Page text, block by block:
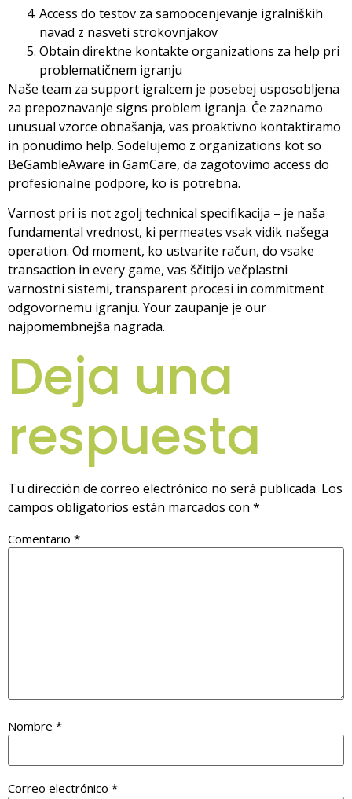
Access do testov za samoocenjevanje igralniških
navad z nasveti strokovnjakov
Obtain direktne kontakte organizations za help pri
problematičnem igranju
Naše team za support igralcem je posebej usposobljena
za prepoznavanje signs problem igranja. Če zaznamo
unusual vzorce obnašanja, vas proaktivno kontaktiramo
in ponudimo help. Sodelujemo z organizations kot so
BeGambleAware in GamCare, da zagotovimo access do
profesionalne podpore, ko is potrebna.
Varnost pri is not zgolj technical specifikacija – je naša
fundamental vrednost, ki permeates vsak vidik našega
operation. Od moment, ko ustvarite račun, do vsake
transaction in every game, vas ščitijo večplastni
varnostni sistemi, transparent procesi in commitment
odgovornemu igranju. Your zaupanje je our
najpomembnejša nagrada.
Deja una
respuesta
Tu dirección de correo electrónico no será publicada. Los
campos obligatorios están marcados con *
Comentario *
Nombre *
Correo electrónico *